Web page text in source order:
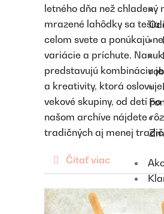
letného dňa než chladený
mrazené lahôdky sa tešia
celom svete a ponúkajú
variácie a príchute.
predstavujú kombináciu
a kreativity, ktorá
vekové skupiny, od detí po
našom archíve nájdete
tradičných aj menej
Čítať viac